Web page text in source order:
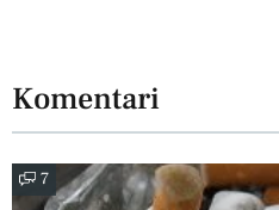
Komentari
7